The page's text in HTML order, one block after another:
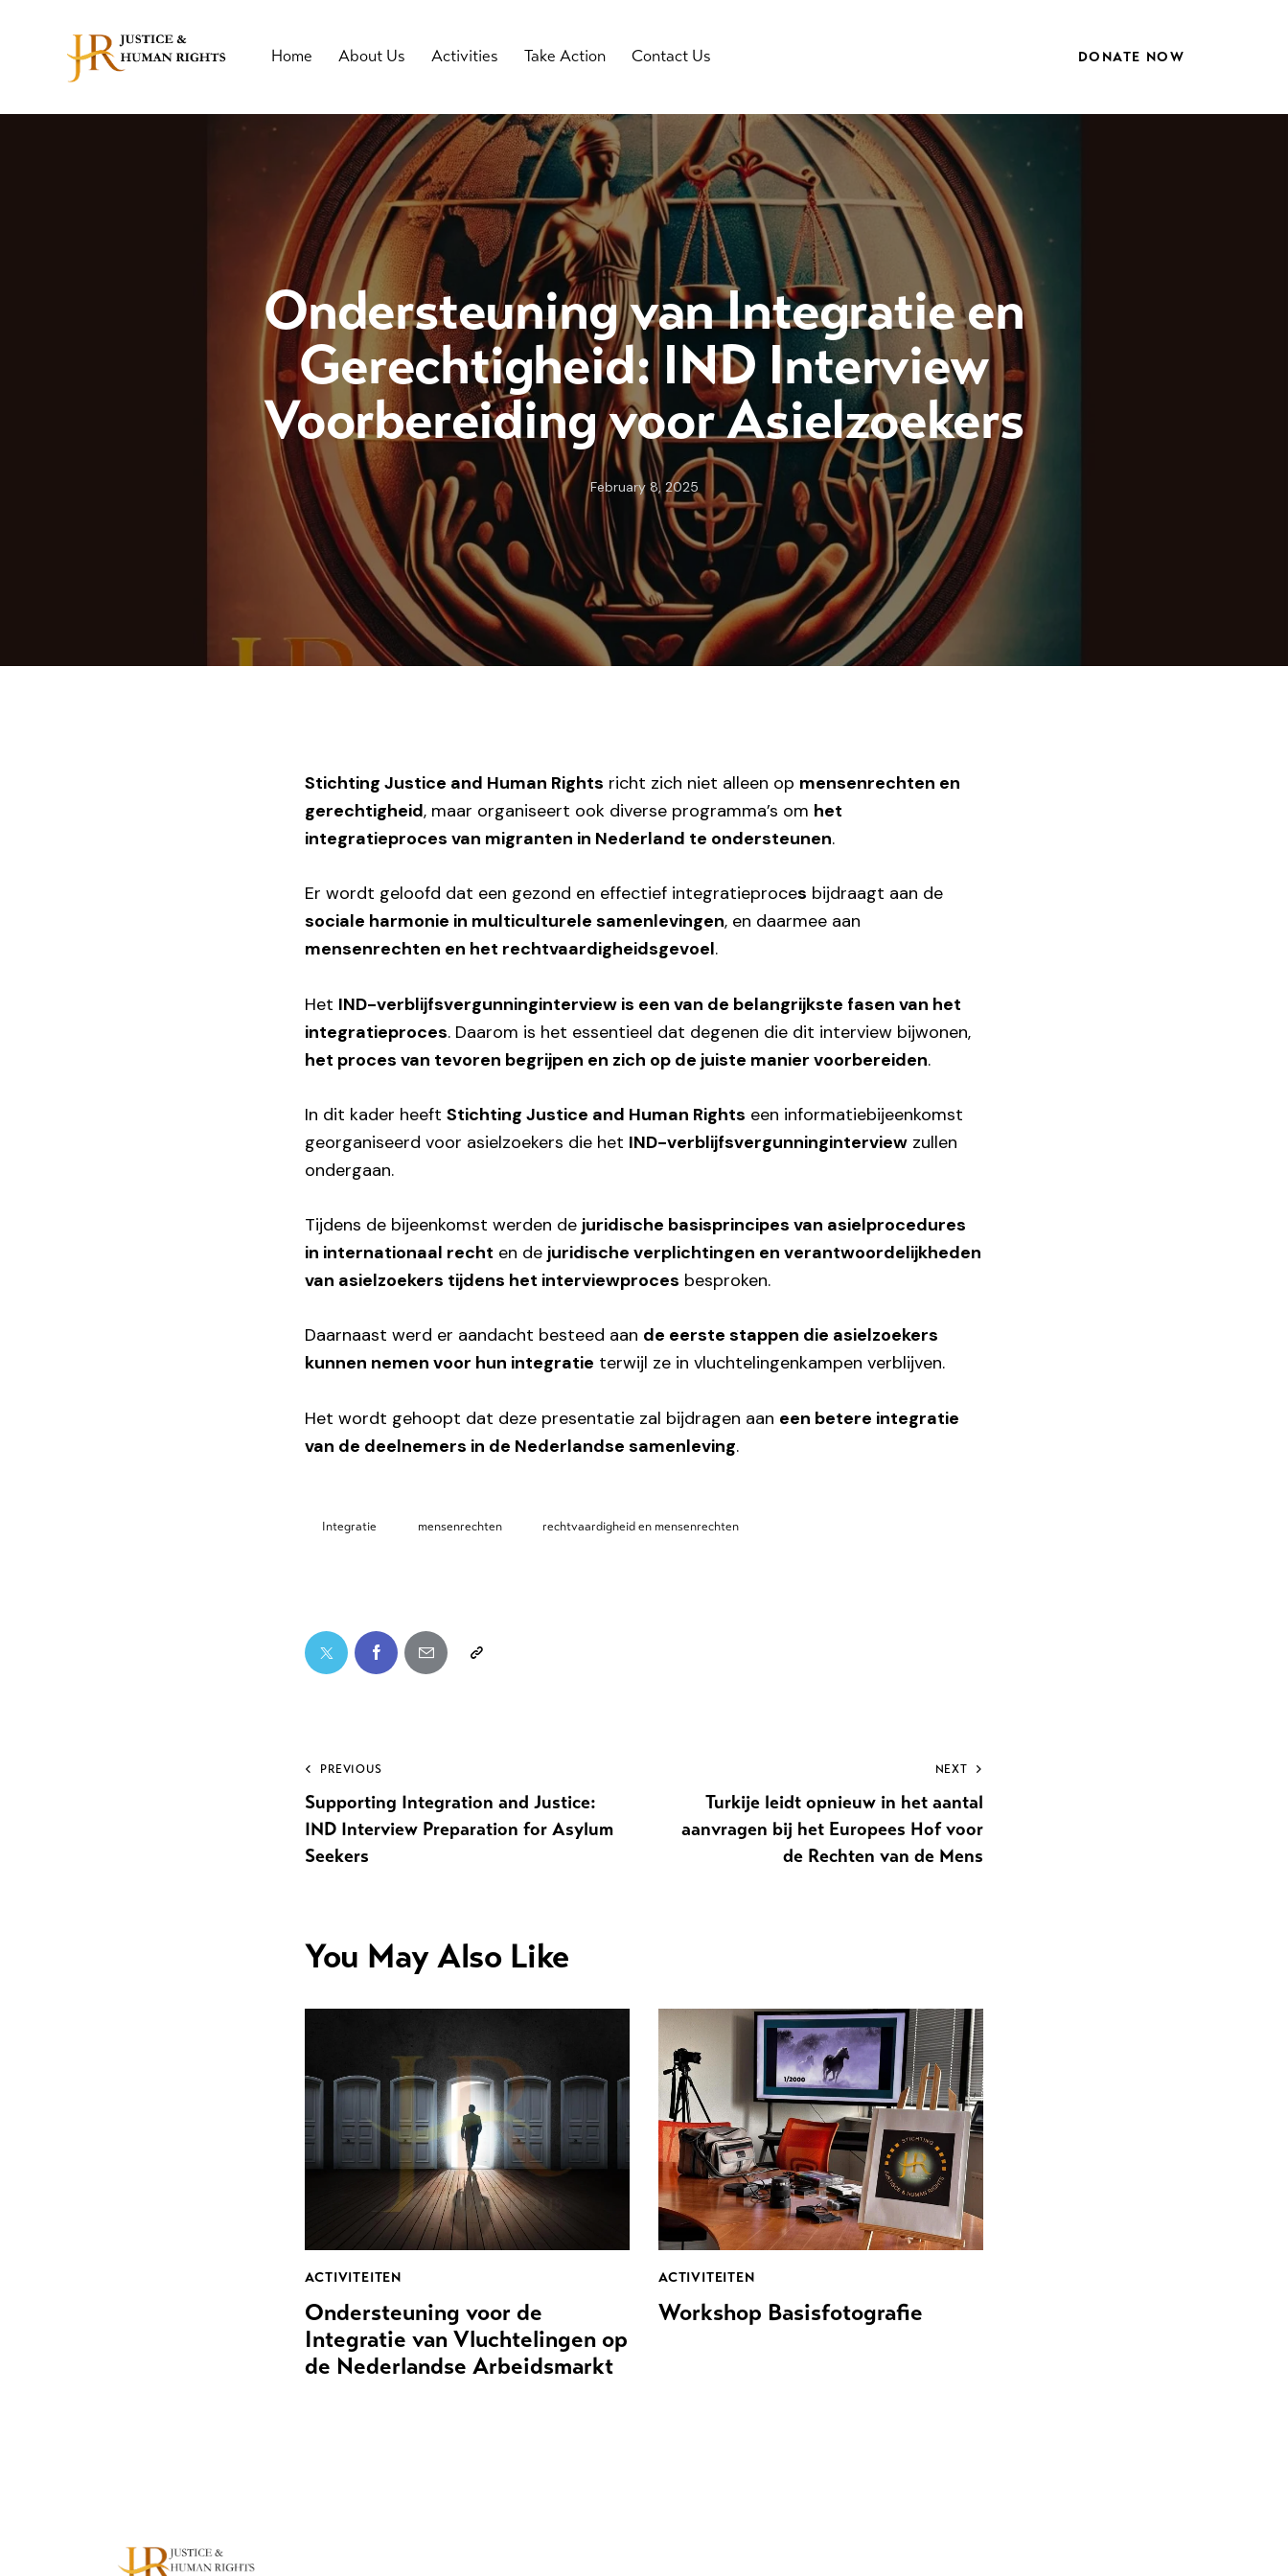
Home About Us Activities Take Action Contact Us DONATE NOW
Ondersteuning van Integratie en
Gerechtigheid: IND Interview
Voorbereiding voor Asielzoekers
February 8, 2025
Stichting Justice and Human Rights richt zich niet alleen op mensenrechten en
gerechtigheid, maar organiseert ook diverse programma’s om het
integratieproces van migranten in Nederland te ondersteunen.
Er wordt geloofd dat een gezond en effectief integratieproces bijdraagt aan de
sociale harmonie in multiculturele samenlevingen, en daarmee aan
mensenrechten en het rechtvaardigheidsgevoel.
Het IND-verblijfsvergunninginterview is een van de belangrijkste fasen van het
integratieproces. Daarom is het essentieel dat degenen die dit interview bijwonen,
het proces van tevoren begrijpen en zich op de juiste manier voorbereiden.
In dit kader heeftStichting Justice and Human Rights een informatiebijeenkomst
georganiseerd voor asielzoekers die het IND-verblijfsvergunninginterview zullen
ondergaan.
Tijdens de bijeenkomst werden de juridische basisprincipes van asielprocedures
in internationaal recht en de juridische verplichtingen en verantwoordelijkheden
van asielzoekers tijdens het interviewproces besproken.
Daarnaast werd er aandacht besteed aan de eerste stappen die asielzoekers
kunnen nemen voor hun integratie terwijl ze in vluchtelingenkampen verblijven.
Het wordt gehoopt dat deze presentatie zal bijdragen aan een betere integratie
van de deelnemers in de Nederlandse samenleving.
Integratie mensenrechten rechtvaardigheid en mensenrechten
PREVIOUS
Supporting Integration and Justice:
IND Interview Preparation for Asylum
Seekers
NEXT
Turkije leidt opnieuw in het aantal
aanvragen bij het Europees Hof voor
de Rechten van de Mens
You May Also Like
ACTIVITEITEN
Ondersteuning voor de
Integratie van Vluchtelingen op
de Nederlandse Arbeidsmarkt
ACTIVITEITEN
Workshop Basisfotografie